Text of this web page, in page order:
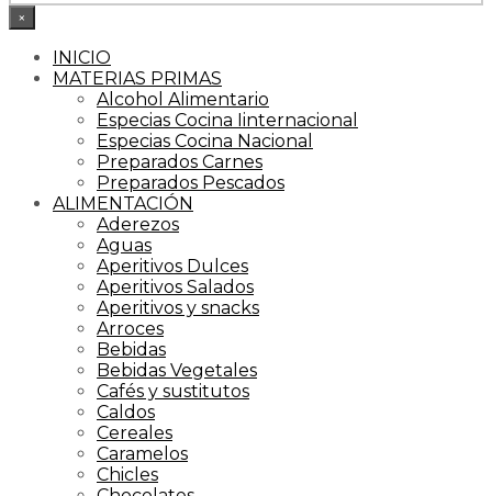
×
INICIO
MATERIAS PRIMAS
Alcohol Alimentario
Especias Cocina Iinternacional
Especias Cocina Nacional
Preparados Carnes
Preparados Pescados
ALIMENTACIÓN
Aderezos
Aguas
Aperitivos Dulces
Aperitivos Salados
Aperitivos y snacks
Arroces
Bebidas
Bebidas Vegetales
Cafés y sustitutos
Caldos
Cereales
Caramelos
Chicles